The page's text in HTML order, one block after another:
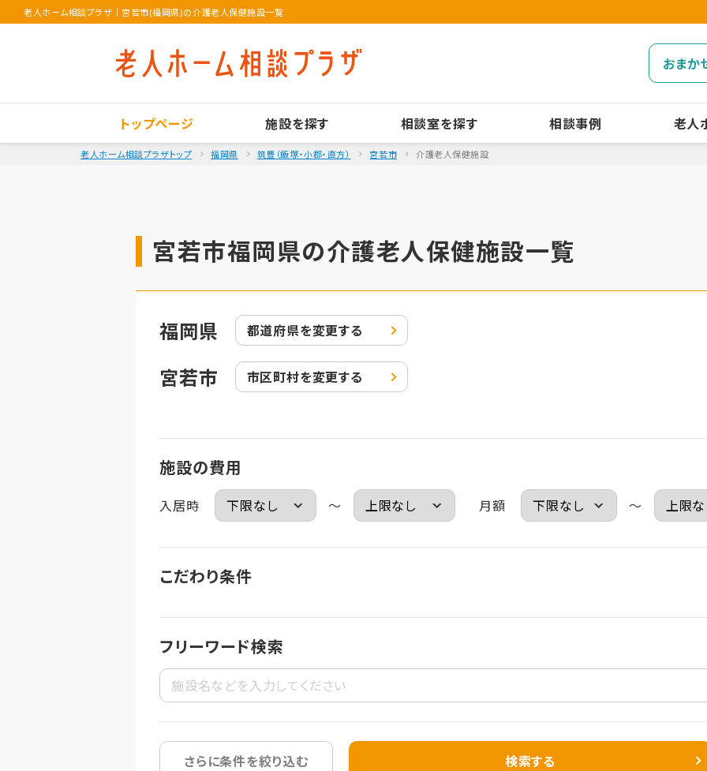
老人ホーム相談プラザ ｜ 宮若市(福岡県)の介護老人保健施設一覧
おまか
トップページ 施設を探す 相談室を探す 相談事例 老人
老人ホーム相談プラザトップ 福岡県 筑豊（飯塚・小郡・直方） 宮若市 介護老人保健施設
宮若市福岡県の介護老人保健施設一覧
福岡県 都道府県を変更する
宮若市 市区町村を変更する
施設の費用
入居時 ～ 月額 ～
こだわり条件
フリーワード検索
さらに条件を絞り込む 検索する